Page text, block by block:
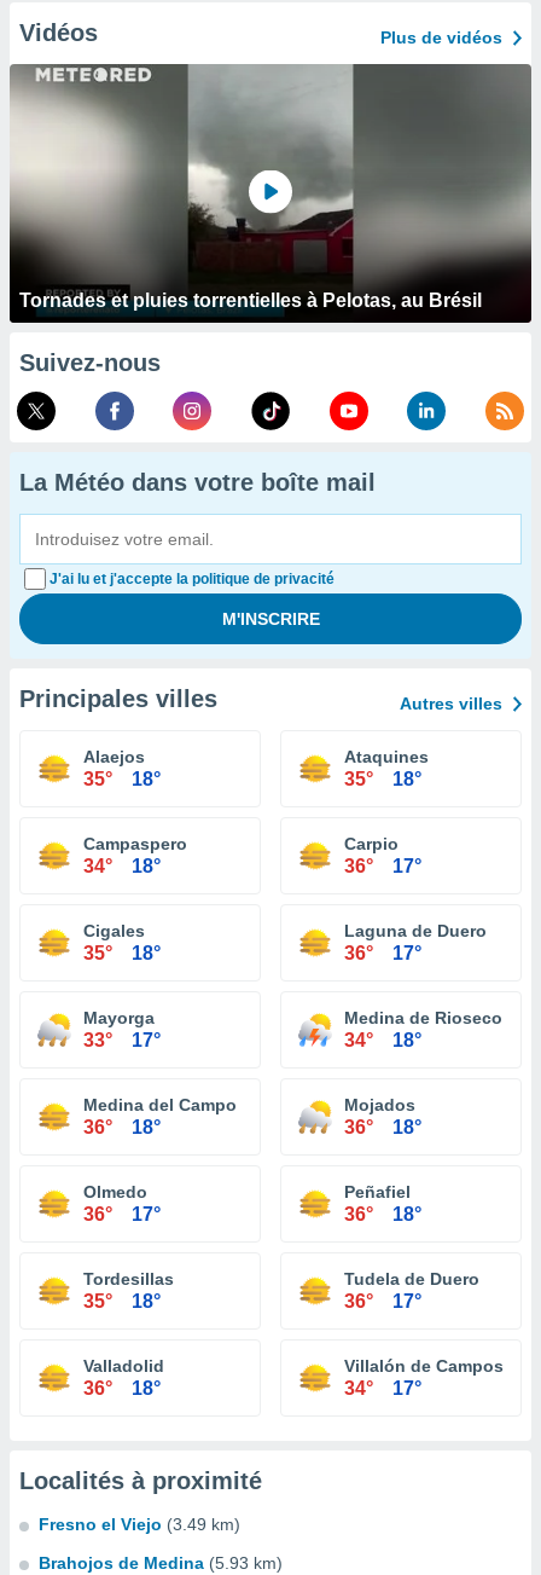
Vidéos Plus de vidéos
Tornades et pluies torrentielles à Pelotas, au Brésil
Suivez-nous
La Météo dans votre boîte mail
J'ai lu et j'accepte la politique de privacité
Principales villes Autres villes
Alaejos
35° 18°
Ataquines
35° 18°
Campaspero
34° 18°
Carpio
36° 17°
Cigales
35° 18°
Laguna de Duero
36° 17°
Mayorga
33° 17°
Medina de Rioseco
34° 18°
Medina del Campo
36° 18°
Mojados
36° 18°
Olmedo
36° 17°
Peñafiel
36° 18°
Tordesillas
35° 18°
Tudela de Duero
36° 17°
Valladolid
36° 18°
Villalón de Campos
34° 17°
Localités à proximité
Fresno el Viejo (3.49 km)
Brahojos de Medina (5.93 km)